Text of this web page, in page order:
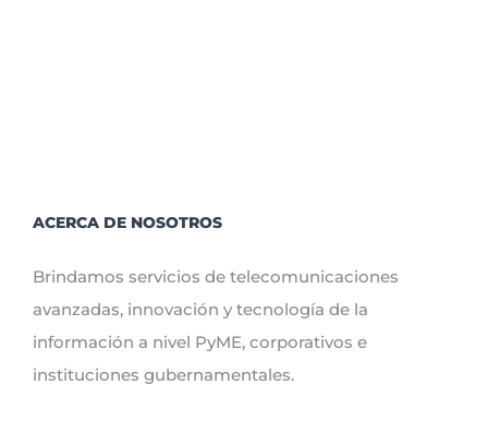
ACERCA DE NOSOTROS
Brindamos servicios de telecomunicaciones
avanzadas, innovación y tecnología de la
información a nivel PyME, corporativos e
instituciones gubernamentales.